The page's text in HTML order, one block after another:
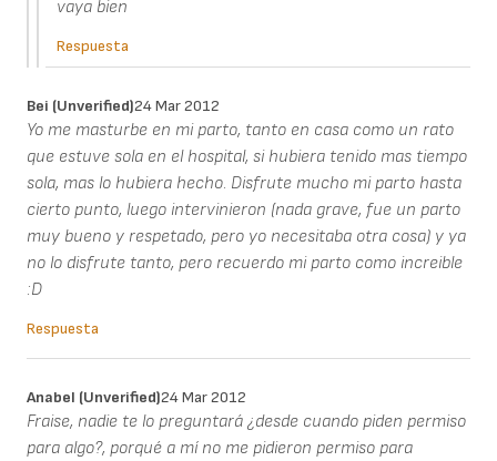
vaya bien
Respuesta
Bei (unverified)24 Mar 2012
Yo me masturbe en mi parto, tanto en casa como un rato
que estuve sola en el hospital, si hubiera tenido mas tiempo
sola, mas lo hubiera hecho. Disfrute mucho mi parto hasta
cierto punto, luego intervinieron (nada grave, fue un parto
muy bueno y respetado, pero yo necesitaba otra cosa) y ya
no lo disfrute tanto, pero recuerdo mi parto como increible
:D
Respuesta
Anabel (unverified)24 Mar 2012
Fraise, nadie te lo preguntará ¿desde cuando piden permiso
para algo?, porqué a mí no me pidieron permiso para